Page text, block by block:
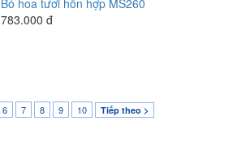
783.000 đ
6 7 8 9 10 Tiếp theo >